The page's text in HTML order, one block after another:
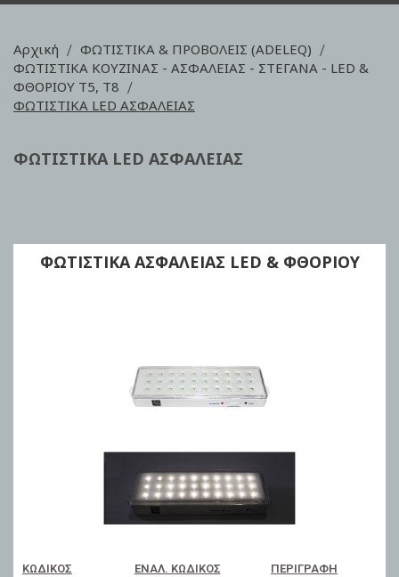
Αρχική
ΦΩΤΙΣΤΙΚΑ & ΠΡΟΒΟΛΕΙΣ (ADELEQ)
ΦΩΤΙΣΤΙΚΑ ΚΟΥΖΙΝΑΣ - ΑΣΦΑΛΕΙΑΣ - ΣΤΕΓΑΝΑ - LED &
ΦΘΟΡΙΟΥ Τ5, Τ8
ΦΩΤΙΣΤΙΚΑ LED ΑΣΦΑΛΕΙΑΣ
ΦΩΤΙΣΤΙΚΑ LED ΑΣΦΑΛΕΙΑΣ
ΦΩΤΙΣΤΙΚΑ ΑΣΦΑΛΕΙΑΣ LED & ΦΘΟΡΙΟΥ
ΚΩΔΙΚΌΣ ΕΝΑΛ. ΚΩΔΙΚΌΣ ΠΕΡΙΓΡΑΦΉ